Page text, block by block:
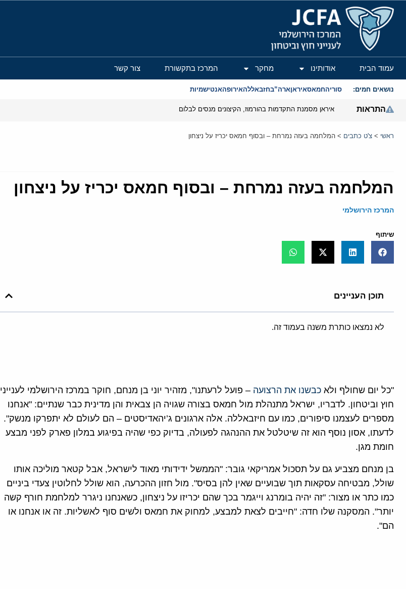
המרכז הירושלמי לענייני חוץ וביטחון
עמוד הבית אודותינו מחקר המרכז בתקשורת צור קשר
נושאים חמים: סוריהחמאסאיראןארה”בחזבאללהאירופהאנטישמיות
התראות איראן מסמנת התקדמות בהורמוז, הקיצונים מנסים לבלום
ראשי > צ'ט כתבים > המלחמה בעזה נמרחת – ובסוף חמאס יכריז על ניצחון
המלחמה בעזה נמרחת – ובסוף חמאס יכריז על ניצחון
המרכז הירושלמי
שיתוף
תוכן העניינים
לא נמצאו כותרת משנה בעמוד זה.
"כל יום שחולף ולא כבשנו את הרצועה – פועל לרעתנו", מזהיר יוני בן מנחם, חוקר במרכז הירושלמי לענייני
חוץ וביטחון. לדבריו, ישראל מתנהלת מול חמאס בצורה שגויה הן צבאית והן מדינית כבר שנתיים: "אנחנו
מספרים לעצמנו סיפורים, כמו עם חיזבאללה. אלה ארגונים ג’יהאדיסטים – הם לעולם לא יתפרקו מנשק".
לדעתו, אסון נוסף הוא זה שיטלטל את ההנהגה לפעולה, בדיוק כפי שהיה בפיגוע במלון פארק לפני מבצע
חומת מגן.
בן מנחם מצביע גם על תסכול אמריקאי גובר: "הממשל ידידותי מאוד לישראל, אבל קטאר מוליכה אותו
שולל, מבטיחה עסקאות תוך שבועיים שאין להן בסיס". מול חזון ההכרעה, הוא שולל לחלוטין צעדי ביניים
כמו כתר או מצור: "זה יהיה בומרנג וייגמר בכך שהם יכריזו על ניצחון, כשאנחנו ניגרר למלחמת חורף קשה
יותר". המסקנה שלו חדה: "חייבים לצאת למבצע, למחוק את חמאס ולשים סוף לאשליות. זה או אנחנו או
הם".